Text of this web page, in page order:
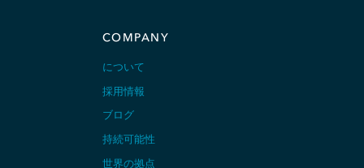
COMPANY
について
採用情報
ブログ
持続可能性
世界の拠点